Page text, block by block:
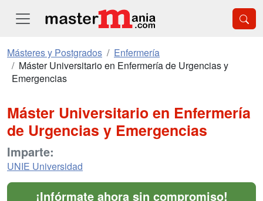
Másteres y Postgrados
Enfermería
Máster Universitario en Enfermería de Urgencias y
Emergencias
Máster Universitario en Enfermería
de Urgencias y Emergencias
Imparte:
UNIE Universidad
¡Infórmate ahora sin compromiso!